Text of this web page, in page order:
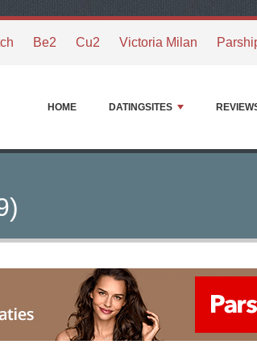
Be2 Cu2 Victoria Milan
HOME DATINGSITES